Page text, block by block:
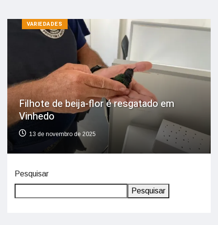
VARIEDADES
Filhote de beija-flor é resgatado em
Vinhedo
13 de novembro de 2025
Pesquisar
Pesquisar